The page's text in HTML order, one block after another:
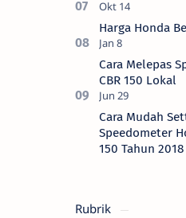
Harga Honda
Cara Melepas
CBR 150 Lokal
Cara Mudah
Speedometer
150 Tahun 2018
Rubrik